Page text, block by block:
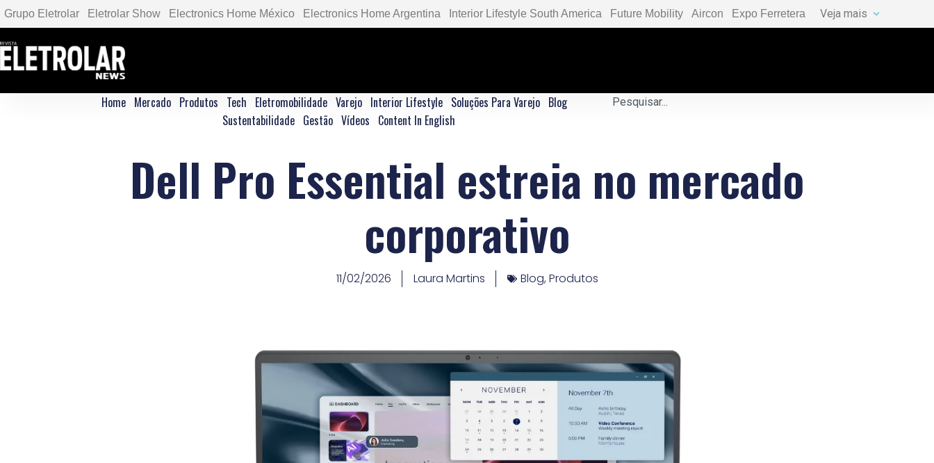
Grupo Eletrolar Eletrolar Show Electronics Home México Electronics Home Argentina Interior Lifestyle South America Future Mobility Aircon Expo Ferretera Veja mais
Home Mercado Produtos Tech Eletromobilidade Varejo Interior Lifestyle Soluções Para Varejo Blog
Sustentabilidade Gestão Vídeos Content In English
Dell Pro Essential estreia no mercado
corporativo
11/02/2026 Laura Martins Blog,Produtos